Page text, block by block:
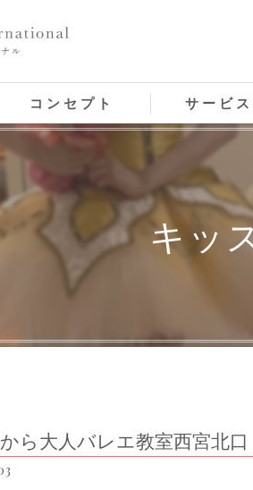
コンセプト サービス
キッ
ら大人バレエ教室西宮北口